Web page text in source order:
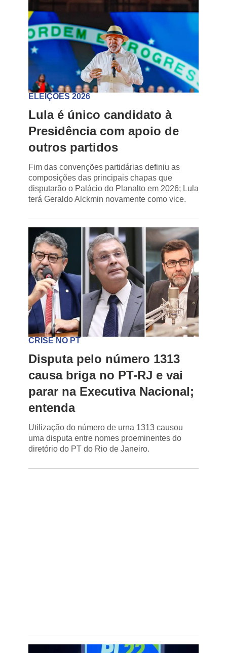
ELEIÇÕES 2026
Lula é único candidato à
Presidência com apoio de
outros partidos
Fim das convenções partidárias definiu as
composições das principais chapas que
disputarão o Palácio do Planalto em 2026; Lula
terá Geraldo Alckmin novamente como vice.
CRISE NO PT
Disputa pelo número 1313
causa briga no PT-RJ e vai
parar na Executiva Nacional;
entenda
Utilização do número de urna 1313 causou
uma disputa entre nomes proeminentes do
diretório do PT do Rio de Janeiro.